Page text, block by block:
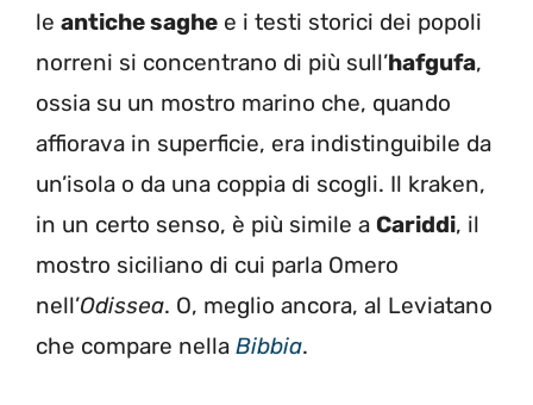
le antiche saghe e i testi storici dei popoli
norreni si concentrano di più sull’hafgufa,
ossia su un mostro marino che, quando
affiorava in superficie, era indistinguibile da
un’isola o da una coppia di scogli. Il kraken,
in un certo senso, è più simile a Cariddi, il
mostro siciliano di cui parla Omero
nell’Odissea. O, meglio ancora, al Leviatano
che compare nella Bibbia.